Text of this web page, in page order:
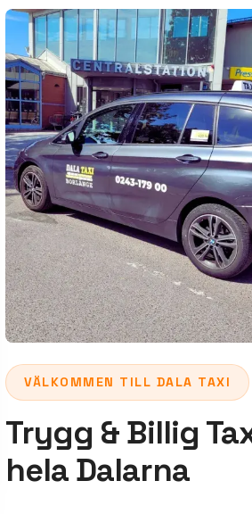
VÄLKOMMEN TILL DALA TAXI
Trygg & Billig
hela Dalarna